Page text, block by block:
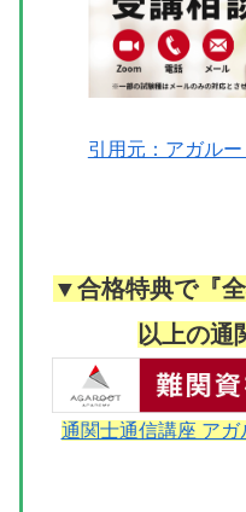
引用元：アガル
▼合格特典で『
以上の通
通関士通信講座 ア